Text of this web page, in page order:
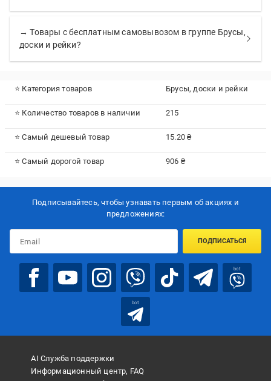
→ Товары с бесплатным самовывозом в группе Брусы,
доски и рейки?
⭐ Категория товаров Брусы, доски и рейки
⭐ Количество товаров в наличии 215
⭐ Самый дешевый товар 15.20 ₴
⭐ Самый дорогой товар 906 ₴
Подписывайтесь, чтобы узнавать первым об акцияx и
предложениях:
ПОДПИСАТЬСЯ
bot
bot
AI Служба поддержки
Информационный центр, FAQ